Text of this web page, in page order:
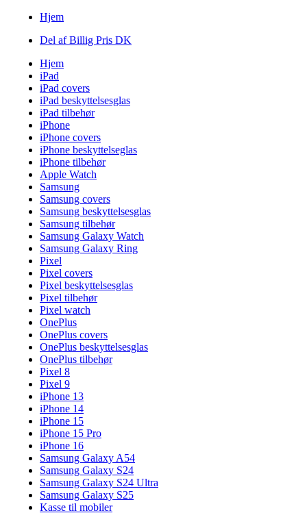
Hjem
Del af Billig Pris DK
Hjem
iPad
iPad covers
iPad beskyttelsesglas
iPad tilbehør
iPhone
iPhone covers
iPhone beskyttelseglas
iPhone tilbehør
Apple Watch
Samsung
Samsung covers
Samsung beskyttelsesglas
Samsung tilbehør
Samsung Galaxy Watch
Samsung Galaxy Ring
Pixel
Pixel covers
Pixel beskyttelsesglas
Pixel tilbehør
Pixel watch
OnePlus
OnePlus covers
OnePlus beskyttelsesglas
OnePlus tilbehør
Pixel 8
Pixel 9
iPhone 13
iPhone 14
iPhone 15
iPhone 15 Pro
iPhone 16
Samsung Galaxy A54
Samsung Galaxy S24
Samsung Galaxy S24 Ultra
Samsung Galaxy S25
Kasse til mobiler